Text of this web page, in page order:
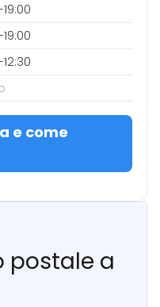
e come
postale a